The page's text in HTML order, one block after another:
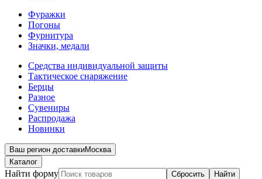
Фуражки
Погоны
Фурнитура
Значки, медали
Средства индивидуальной защиты
Тактическое снаряжение
Берцы
Разное
Сувениры
Распродажа
Новинки
Ваш регион доставкиМосква
Каталог
Найти форму Сбросить
Найти